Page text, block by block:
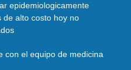
epidemiologicamente
de alto costo hoy no
con el equipo de medicina